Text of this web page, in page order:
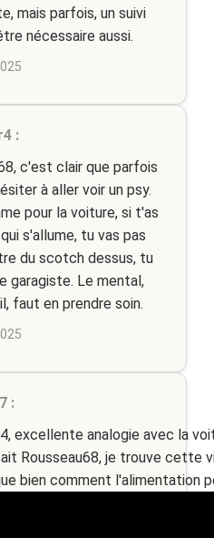
mais parfois, un suivi
nécessaire aussi.
:
c'est clair que parfois
à aller voir un psy.
pour la voiture, si t'as
s'allume, tu vas pas
du scotch dessus, tu
garagiste. Le mental,
faut en prendre soin.
:
excellente analogie avec la
Rousseau68, je trouve cette
bien comment l'alimentation